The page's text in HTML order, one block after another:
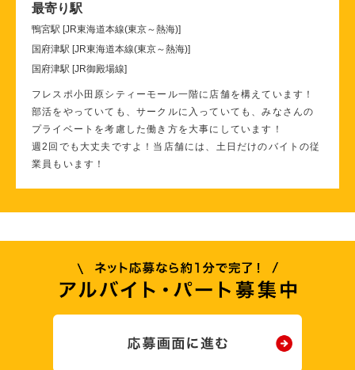
最寄り駅
鴨宮駅 [JR東海道本線(東京～熱海)]
国府津駅 [JR東海道本線(東京～熱海)]
国府津駅 [JR御殿場線]
フレスポ小田原シティーモール一階に店舗を構えています！
部活をやっていても、サークルに入っていても、みなさんの
プライベートを考慮した働き方を大事にしています！
週2回でも大丈夫ですよ！当店舗には、土日だけのバイトの従
業員もいます！